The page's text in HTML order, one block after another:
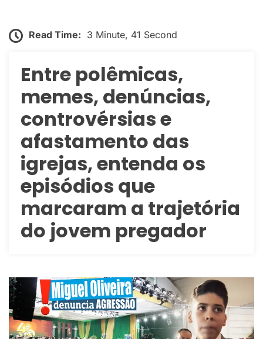
Read Time: 3 Minute, 41 Second
Entre polêmicas,
memes, denúncias,
controvérsias e
afastamento das
igrejas, entenda os
episódios que
marcaram a trajetória
do jovem pregador